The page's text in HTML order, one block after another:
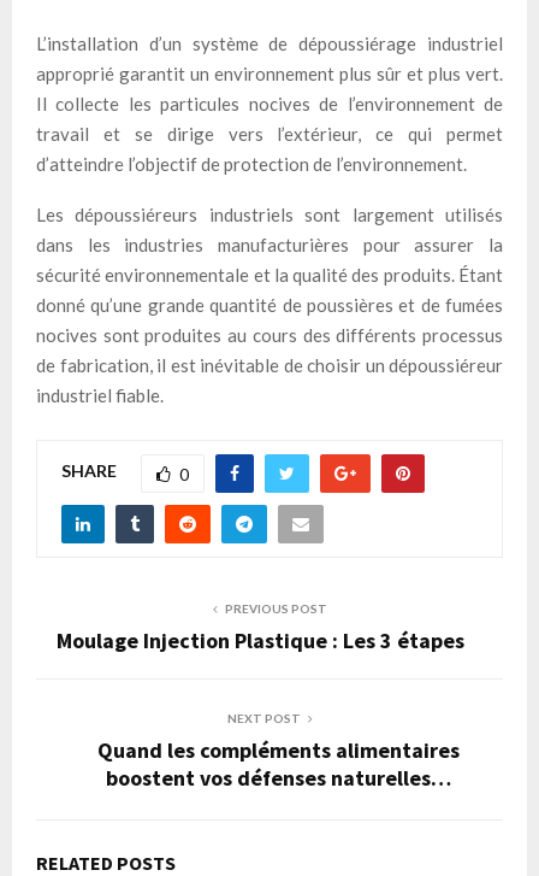
L’installation d’un système de dépoussiérage industriel
approprié garantit un environnement plus sûr et plus vert.
Il collecte les particules nocives de l’environnement de
travail et se dirige vers l’extérieur, ce qui permet
d’atteindre l’objectif de protection de l’environnement.
Les dépoussiéreurs industriels sont largement utilisés
dans les industries manufacturières pour assurer la
sécurité environnementale et la qualité des produits. Étant
donné qu’une grande quantité de poussières et de fumées
nocives sont produites au cours des différents processus
de fabrication, il est inévitable de choisir un dépoussiéreur
industriel fiable.
SHARE 0
PREVIOUS POST
Moulage Injection Plastique : Les 3 étapes
NEXT POST
Quand les compléments alimentaires
boostent vos défenses naturelles…
RELATED POSTS